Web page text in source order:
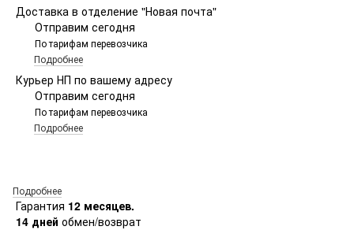
Доставка в отделение "Новая почта"
Отправим сегодня
По тарифам перевозчика
Подробнее
Курьер НП по вашему адресу
Отправим сегодня
По тарифам перевозчика
Подробнее
Подробнее
Гарантия 12 месяцев.
14 дней обмен/возврат